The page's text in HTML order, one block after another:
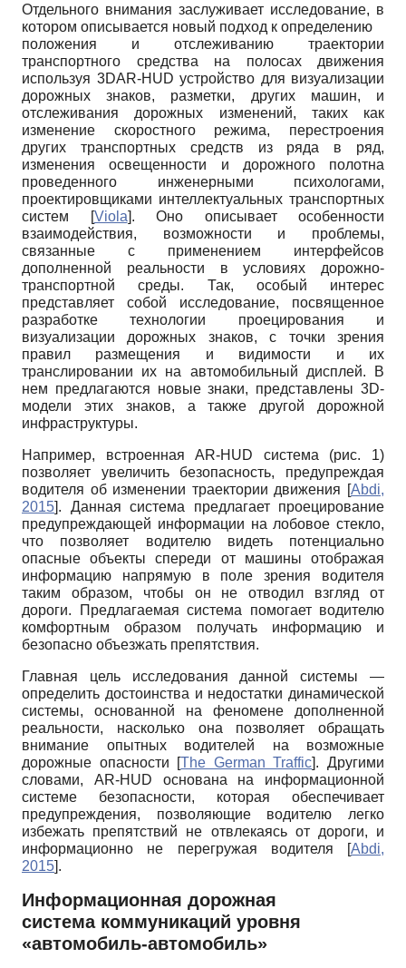
Отдельного внимания заслуживает исследование, в
котором описывается новый подход к определению
положения и отслеживанию траектории
транспортного средства на полосах движения
используя 3DAR-HUD устройство для визуализации
дорожных знаков, разметки, других машин, и
отслеживания дорожных изменений, таких как
изменение скоростного режима, перестроения
других транспортных средств из ряда в ряд,
изменения освещенности и дорожного полотна
проведенного инженерными психологами,
проектировщиками интеллектуальных транспортных
систем
[Viola]. Оно описывает особенности
взаимодействия, возможности и проблемы,
связанные с применением интерфейсов
дополненной реальности в условиях дорожно-
транспортной среды. Так, особый интерес
представляет собой исследование, посвященное
разработке технологии проецирования и
визуализации дорожных знаков, с точки зрения
правил размещения и видимости и их
транслировании их на автомобильный дисплей. В
нем предлагаются новые знаки, представлены 3D-
модели этих знаков, а также другой дорожной
инфраструктуры.
Например, встроеннаяAR-HUD система (рис. 1)
позволяет увеличить безопасность, предупреждая
водителя об изменении траектории движения [Abdi,
2015]. Данная система предлагает проецирование
предупреждающей информации на лобовое стекло,
что позволяет водителю видеть потенциально
опасные объекты спереди от машины отображая
информацию напрямую в поле зрения водителя
таким образом, чтобы он не отводил взгляд от
дороги. Предлагаемая система помогает водителю
комфортным образом получать информацию и
безопасно объезжать препятствия.
Главная цель исследования данной системы —
определить достоинства и недостатки динамической
системы, основанной на феномене дополненной
реальности, насколько она позволяет обращать
внимание опытных водителей на возможные
дорожные опасности
[The German Traffic]. Другими
словами, AR-HUD основана на информационной
системе безопасности, которая обеспечивает
предупреждения, позволяющие водителю легко
избежать препятствий не отвлекаясь от дороги, и
информационно не перегружая водителя
[Abdi,
2015].
Информационная дорожная
система коммуникаций уровня
«автомобиль-автомобиль»